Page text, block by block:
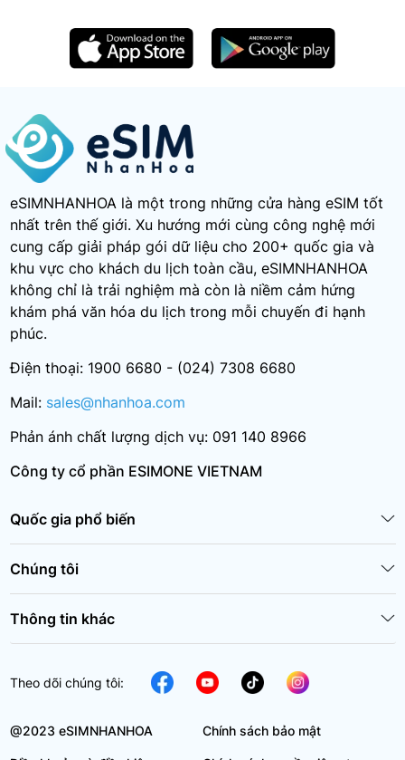
eSIMNHANHOA là một trong những cửa hàng eSIM tốt
nhất trên thế giới. Xu hướng mới cùng công nghệ mới
cung cấp giải pháp gói dữ liệu cho 200+ quốc gia và
khu vực cho khách du lịch toàn cầu, eSIMNHANHOA
không chỉ là trải nghiệm mà còn là niềm cảm hứng
khám phá văn hóa du lịch trong mỗi chuyến đi hạnh
phúc.
Điện thoại: 1900 6680 - (024) 7308 6680
Mail: sales@nhanhoa.com
Phản ánh chất lượng dịch vụ: 091 140 8966
Công ty cổ phần ESIMONE VIETNAM
Quốc gia phổ biến
Chúng tôi
Thông tin khác
Theo dõi chúng tôi:
@2023 eSIMNHANHOA Chính sách bảo mật